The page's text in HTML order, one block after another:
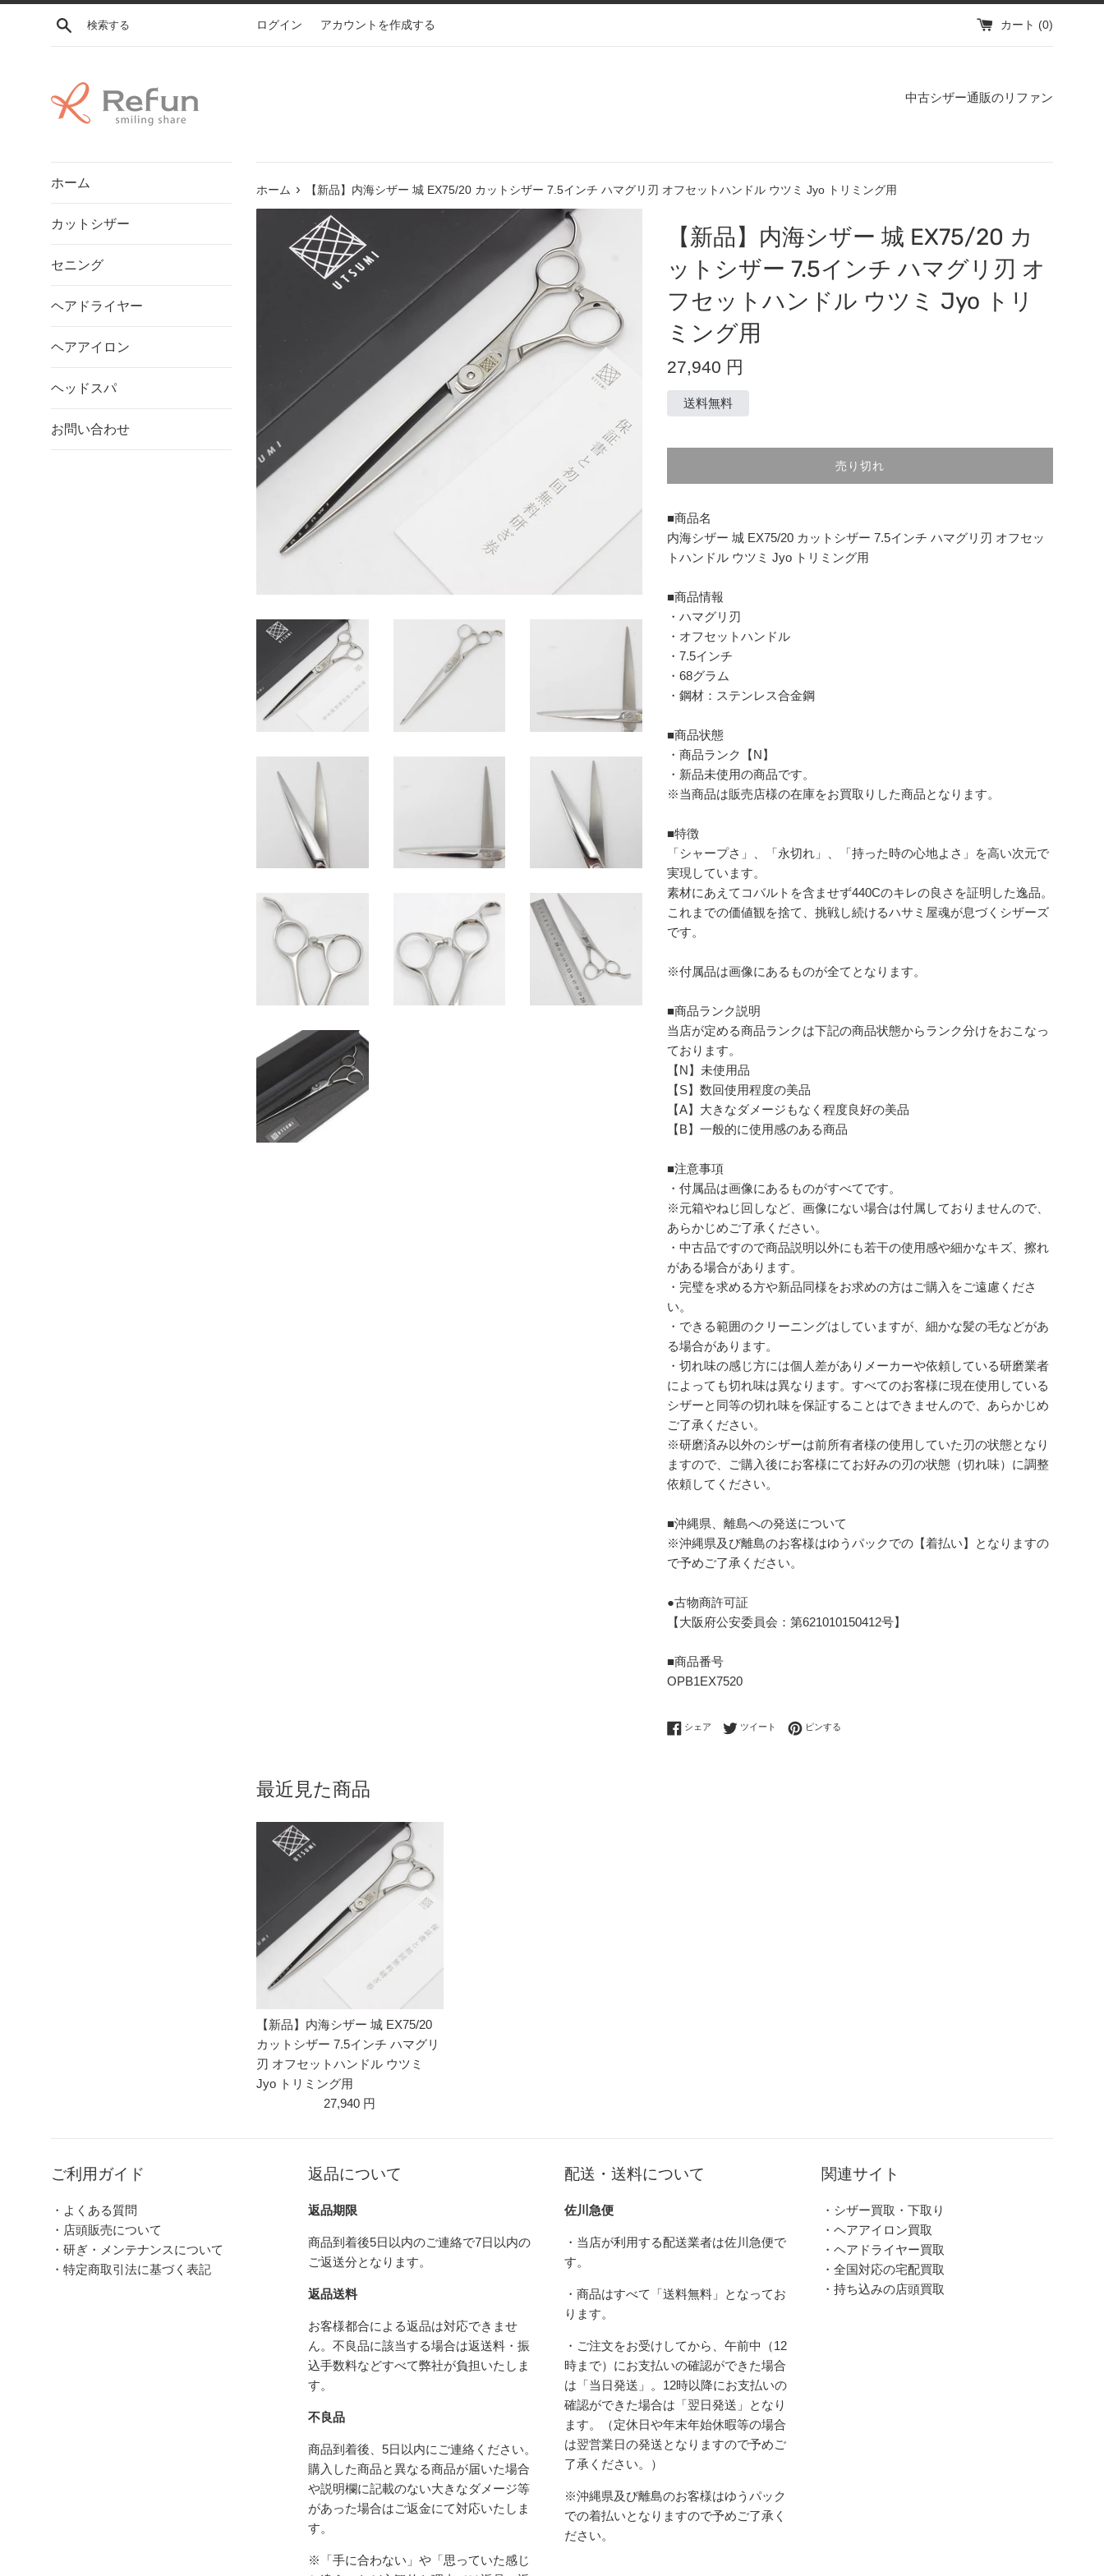
コ
検索する ログイン アカウントを作成する カート (0)
中古シザー通販のリファン
ホーム
カットシザー
セニング
ヘアドライヤー
ヘアアイロン
ヘッドスパ
お問い合わせ
ホーム › 【新品】内海シザー 城 EX75/20 カットシザー 7.5インチ ハマグリ刃 オフセットハンドル ウツミ Jyo トリミング用
【新品】内海シザー 城 EX75/20 カ
ットシザー 7.5インチ ハマグリ刃 オ
フセットハンドル ウツミ Jyo トリ
ミング用
通
格
27,940 円
送料無料
売り切れ
■商品名
内海シザー 城 EX75/20 カットシザー 7.5インチ ハマグリ刃 オフセッ
トハンドル ウツミ Jyo トリミング用
■商品情報
・ハマグリ刃
・オフセットハンドル
・7.5インチ
・68グラム
・鋼材：ステンレス合金鋼
■商品状態
・商品ランク【N】
・新品未使用の商品です。
※当商品は販売店様の在庫をお買取りした商品となります。
■特徴
「シャープさ」、「永切れ」、「持った時の心地よさ」を高い次元で
実現しています。
素材にあえてコバルトを含ませず440Cのキレの良さを証明した逸品。
これまでの価値観を捨て、挑戦し続けるハサミ屋魂が息づくシザーズ
です。
※付属品は画像にあるものが全てとなります。
■商品ランク説明
当店が定める商品ランクは下記の商品状態からランク分けをおこなっ
ております。
【N】未使用品
【S】数回使用程度の美品
【A】大きなダメージもなく程度良好の美品
【B】一般的に使用感のある商品
■注意事項
・付属品は画像にあるものがすべてです。
※元箱やねじ回しなど、画像にない場合は付属しておりませんので、
あらかじめご了承ください。
・中古品ですので商品説明以外にも若干の使用感や細かなキズ、擦れ
がある場合があります。
・完璧を求める方や新品同様をお求めの方はご購入をご遠慮くださ
い。
・できる範囲のクリーニングはしていますが、細かな髪の毛などがあ
る場合があります。
・切れ味の感じ方には個人差がありメーカーや依頼している研磨業者
によっても切れ味は異なります。すべてのお客様に現在使用している
シザーと同等の切れ味を保証することはできませんので、あらかじめ
ご了承ください。
※研磨済み以外のシザーは前所有者様の使用していた刃の状態となり
ますので、ご購入後にお客様にてお好みの刃の状態（切れ味）に調整
依頼してください。
■沖縄県、離島への発送について
※沖縄県及び離島のお客様はゆうパックでの【着払い】となりますの
で予めご了承ください。
●古物商許可証
【大阪府公安委員会：第621010150412号】
■商品番号
OPB1EX7520
シェア Facebookでシェアする
ツイート Twitterに投稿する
ピンする
最近見た商品
【新品】内海シザー 城 EX75/20
カットシザー 7.5インチ ハマグリ
刃 オフセットハンドル ウツミ
Jyo トリミング用
27,940 円
ご利用ガイド
・よくある質問
・店頭販売について
・研ぎ・メンテナンスについて
・特定商取引法に基づく表記
返品について
返品期限
商品到着後5日以内のご連絡で7日以内の
ご返送分となります。
返品送料
お客様都合による返品は対応できませ
ん。不良品に該当する場合は返送料・振
込手数料などすべて弊社が負担いたしま
す。
不良品
商品到着後、5日以内にご連絡ください。
購入した商品と異なる商品が届いた場合
や説明欄に記載のない大きなダメージ等
があった場合はご返金にて対応いたしま
す。
※「手に合わない」や「思っていた感じ
配送・送料について
佐川急便
・当店が利用する配送業者は佐川急便で
す。
・商品はすべて「送料無料」となってお
ります。
・ご注文をお受けしてから、午前中（12
時まで）にお支払いの確認ができた場合
は「当日発送」。12時以降にお支払いの
確認ができた場合は「翌日発送」となり
ます。（定休日や年末年始休暇等の場合
は翌営業日の発送となりますので予めご
了承ください。）
※沖縄県及び離島のお客様はゆうパック
での着払いとなりますので予めご了承く
ださい。
関連サイト
・シザー買取・下取り
・ヘアアイロン買取
・ヘアドライヤー買取
・全国対応の宅配買取
・持ち込みの店頭買取